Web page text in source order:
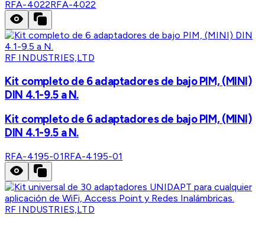
RFA-4022RFA-4022
RF INDUSTRIES,LTD
Kit completo de 6 adaptadores de bajo PIM, (MINI)
DIN 4.1-9.5 a N.
Kit completo de 6 adaptadores de bajo PIM, (MINI)
DIN 4.1-9.5 a N.
RFA-4195-01RFA-4195-01
RF INDUSTRIES,LTD